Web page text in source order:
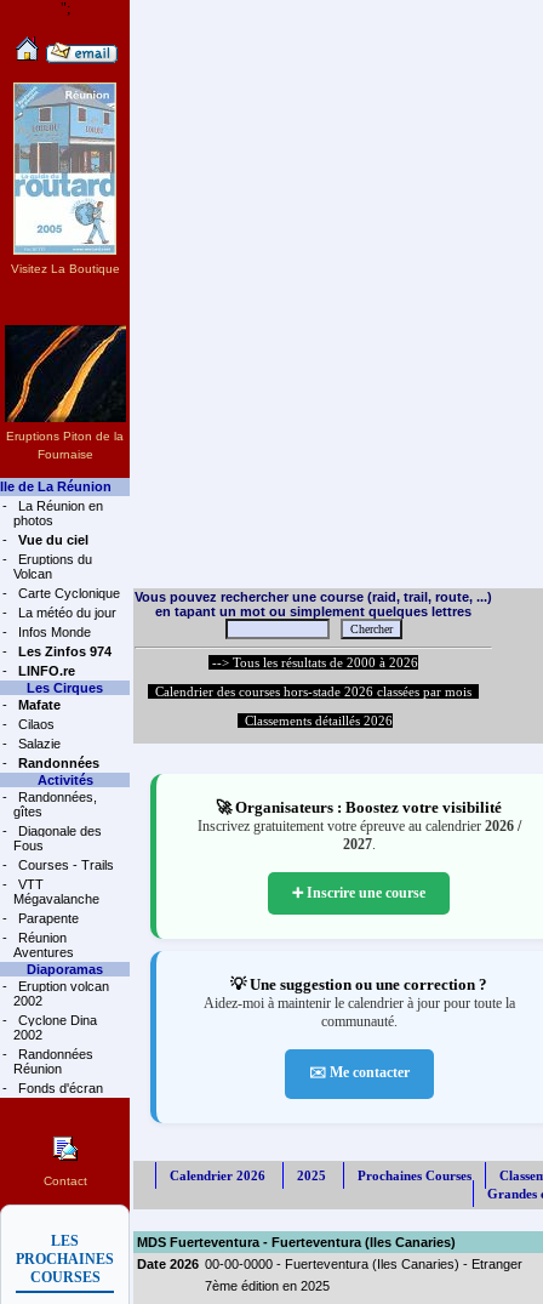
";
Visitez La Boutique
Eruptions Piton de la
Fournaise
Ile de La Réunion
-
La Réunion en
photos
-
Vue du ciel
-
Eruptions du
Volcan
-
Carte Cyclonique
-
La météo du jour
-
Infos Monde
-
Les Zinfos 974
-
LINFO.re
Les Cirques
-
Mafate
-
Cilaos
-
Salazie
-
Randonnées
Activités
-
Randonnées,
gîtes
-
Diagonale des
Fous
-
Courses - Trails
-
VTT
Mégavalanche
-
Parapente
-
Réunion
Aventures
Diaporamas
-
Eruption volcan
2002
-
Cyclone Dina
2002
-
Randonnées
Réunion
-
Fonds d'écran
Contact
LES
PROCHAINES
COURSES
Vous pouvez rechercher une course (raid, trail, route, ...)
en tapant un mot ou simplement quelques lettres
--> Tous les résultats de 2000 à 2026
Calendrier des courses hors-stade 2026 classées par mois
Classements détaillés 2026
🚀 Organisateurs : Boostez votre visibilité
Inscrivez gratuitement votre épreuve au calendrier 2026 /
2027.
➕ Inscrire une course
💡 Une suggestion ou une correction ?
Aidez-moi à maintenir le calendrier à jour pour toute la
communauté.
✉️ Me contacter
Calendrier 2026 2025 Prochaines Courses
Grandes
MDS Fuerteventura - Fuerteventura (Iles Canaries)
Date 2026 00-00-0000 - Fuerteventura (Iles Canaries) - Etranger
7ème édition en 2025